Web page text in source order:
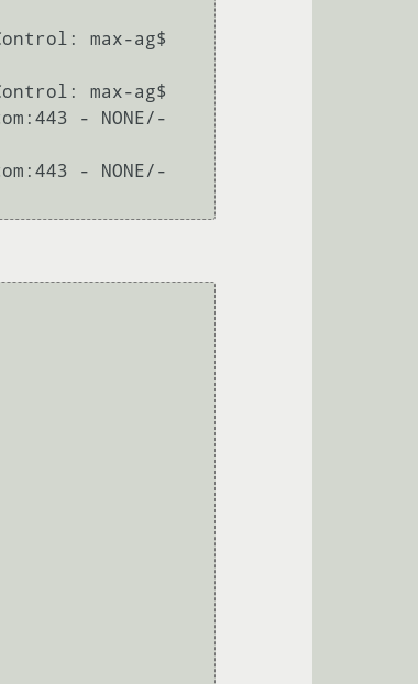
max-ag$
max-ag$
- NONE/-
- NONE/-